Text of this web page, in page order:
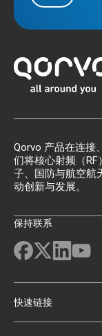
Qorvo 产品在连接
们将核心射频（
子、国防与航空航
动创新与发展。
保持联系
快速链接